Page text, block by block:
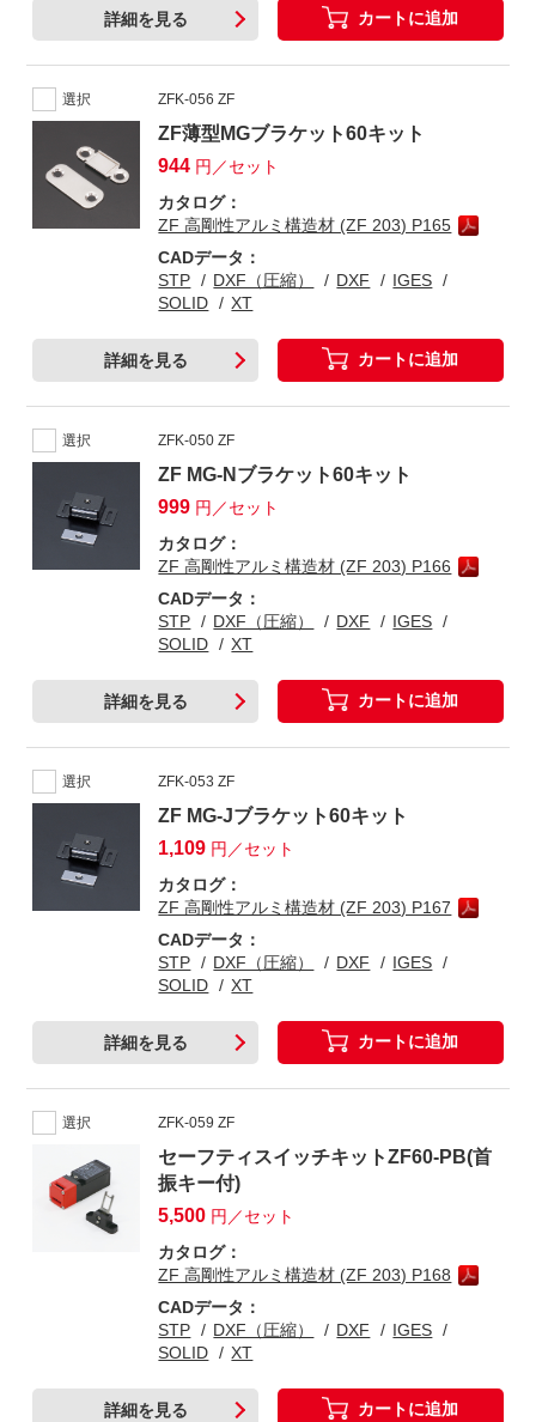
詳細を見る カートに追加
選択 ZFK-056 ZF
ZF薄型MGブラケット60キット
944 円／セット
カタログ：
ZF 高剛性アルミ構造材 (ZF 203) P165
CADデータ：
STP
DXF（圧縮） DXF
IGES
SOLID
XT
詳細を見る カートに追加
選択 ZFK-050 ZF
ZF MG-Nブラケット60キット
999 円／セット
カタログ：
ZF 高剛性アルミ構造材 (ZF 203) P166
CADデータ：
STP
DXF（圧縮） DXF
IGES
SOLID
XT
詳細を見る カートに追加
選択 ZFK-053 ZF
ZF MG-Jブラケット60キット
1,109 円／セット
カタログ：
ZF 高剛性アルミ構造材 (ZF 203) P167
CADデータ：
STP
DXF（圧縮） DXF
IGES
SOLID
XT
詳細を見る カートに追加
選択 ZFK-059 ZF
セーフティスイッチキットZF60-PB(首
振キー付)
5,500 円／セット
カタログ：
ZF 高剛性アルミ構造材 (ZF 203) P168
CADデータ：
STP
DXF（圧縮） DXF
IGES
SOLID
XT
詳細を見る カートに追加